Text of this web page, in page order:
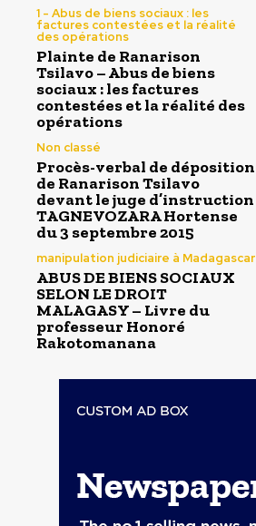
1 - Abus de biens sociaux : les
factures contestées et la réalité
des opérations
Plainte de Ranarison
Tsilavo – Abus de biens
sociaux : les factures
contestées et la réalité des
opérations
Non classé
Procès-verbal de déposition
de Ranarison Tsilavo
devant le juge d’instruction
TAGNEVOZARA Hortense
du 3 septembre 2015
manipulation judiciaire à Madagascar
ABUS DE BIENS SOCIAUX
SELON LE DROIT
MALAGASY – Livre du
professeur Honoré
Rakotomanana